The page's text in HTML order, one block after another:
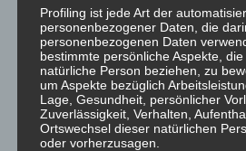
2. November 2021 um 17:58
Lieber Herr Blick,
über steigende Benzinpreise und
Großanlagen und
Profiling ist jede Art der
personenbezogener Daten, die
personenbezogenen Daten
bestimmte persönliche Aspekte,
natürliche Person beziehen, zu
um Aspekte bezüglich
Lage, Gesundheit, persönlicher
Zuverlässigkeit, Verhalten,
Ortswechsel dieser natürlichen
oder vorherzusagen.